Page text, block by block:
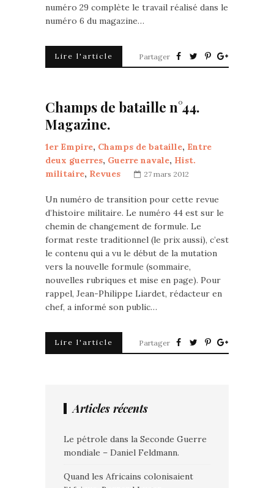
numéro 29 complète le travail réalisé dans le
numéro 6 du magazine…
Lire l'article Partager
Champs de bataille n°44.
Magazine.
1er Empire, Champs de bataille, Entre
deux guerres, Guerre navale, Hist.
militaire, Revues 27 mars 2012
Un numéro de transition pour cette revue
d’histoire militaire. Le numéro 44 est sur le
chemin de changement de formule. Le
format reste traditionnel (le prix aussi), c’est
le contenu qui a vu le début de la mutation
vers la nouvelle formule (sommaire,
nouvelles rubriques et mise en page). Pour
rappel, Jean-Philippe Liardet, rédacteur en
chef, a informé son public…
Lire l'article Partager
Articles récents
Le pétrole dans la Seconde Guerre
mondiale – Daniel Feldmann.
Quand les Africains colonisaient